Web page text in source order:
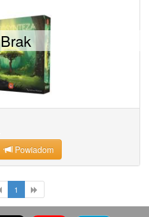
Powiadom
Brak
1